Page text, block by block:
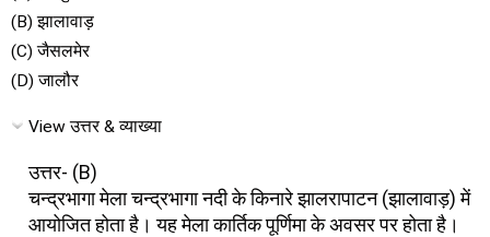
(B) झालावाड़
(C) जैसलमेर
(D) जालौर
View उत्तर & व्याख्या
उत्तर- (B)
चन्द्रभागा मेला चन्द्रभागा नदी के किनारे झालरापाटन (झालावाड़) में
आयोजित होता है। यह मेला कार्तिक पूर्णिमा के अवसर पर होता है।